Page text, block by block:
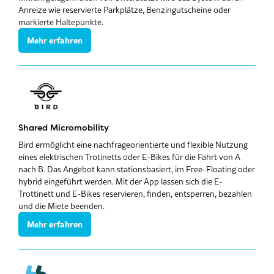
Anreize wie reservierte Parkplätze, Benzingutscheine oder
markierte Haltepunkte.
Mehr erfahren
Shared Micromobility
Bird ermöglicht eine nachfrageorientierte und flexible Nutzung
eines elektrischen Trotinetts oder E-Bikes für die Fahrt von A
nach B. Das Angebot kann stationsbasiert, im Free-Floating oder
hybrid eingeführt werden. Mit der App lassen sich die E-
Trottinett und E-Bikes reservieren, finden, entsperren, bezahlen
und die Miete beenden.
Mehr erfahren